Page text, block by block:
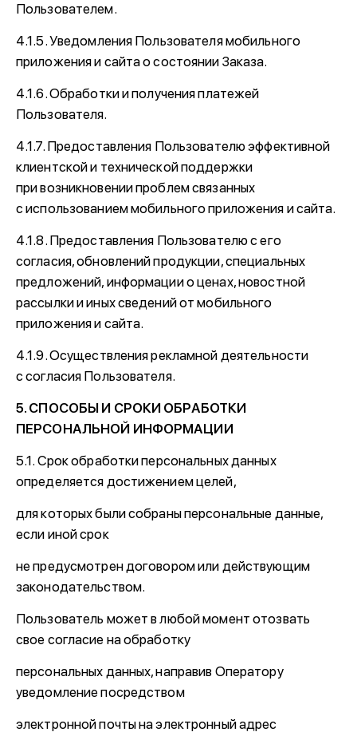
Пользователем.
4.1.5. Уведомления Пользователя мобильного
приложения и сайта о состоянии Заказа.
4.1.6. Обработки и получения платежей
Пользователя.
4.1.7. Предоставления Пользователю эффективной
клиентской и технической поддержки
при возникновении проблем связанных
с использованием мобильного приложения и сайта.
4.1.8. Предоставления Пользователю с его
согласия, обновлений продукции, специальных
предложений, информации о ценах, новостной
рассылки и иных сведений от мобильного
приложения и сайта.
4.1.9. Осуществления рекламной деятельности
с согласия Пользователя.
5. СПОСОБЫ И СРОКИ ОБРАБОТКИ
ПЕРСОНАЛЬНОЙ ИНФОРМАЦИИ
5.1. Срок обработки персональных данных
определяется достижением целей,
для которых были собраны персональные данные,
если иной срок
не предусмотрен договором или действующим
законодательством.
Пользователь может в любой момент отозвать
свое согласие на обработку
персональных данных, направив Оператору
уведомление посредством
электронной почты на электронный адрес